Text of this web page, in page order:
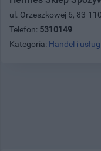
ul. Orzeszkowej 6, 83-
Telefon: 5310149
Kategoria: Handel i usługi